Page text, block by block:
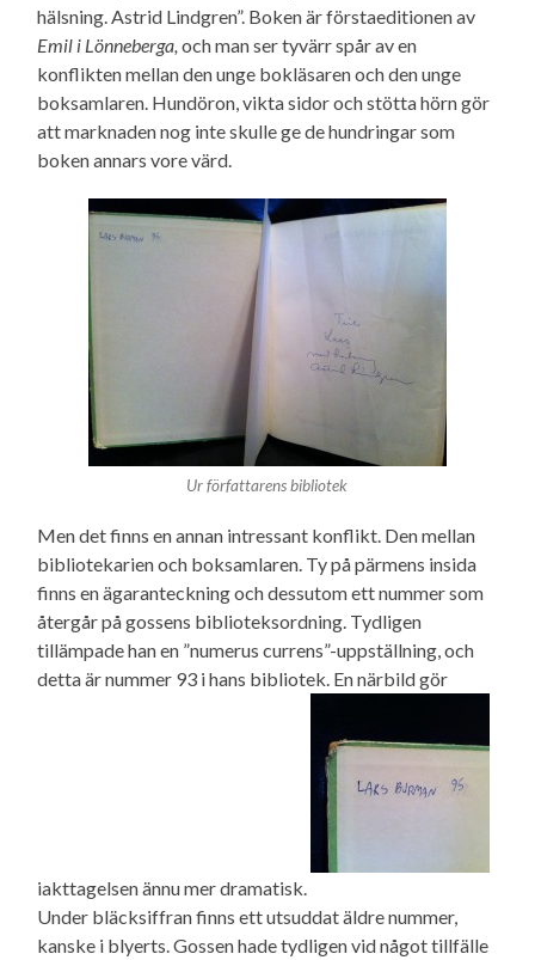
hälsning. Astrid Lindgren”. Boken är förstaeditionen av
Emil i Lönneberga, och man ser tyvärr spår av en
konflikten mellan den unge bokläsaren och den unge
boksamlaren. Hundöron, vikta sidor och stötta hörn gör
att marknaden nog inte skulle ge de hundringar som
boken annars vore värd.
Ur författarens bibliotek
Men det finns en annan intressant konflikt. Den mellan
bibliotekarien och boksamlaren. Ty på pärmens insida
finns en ägaranteckning och dessutom ett nummer som
återgår på gossens biblioteksordning. Tydligen
tillämpade han en ”numerus currens”-uppställning, och
detta är nummer 93 i hans bibliotek. En närbild gör
iakttagelsen ännu mer dramatisk.
Under bläcksiffran finns ett utsuddat äldre nummer,
kanske i blyerts. Gossen hade tydligen vid något tillfälle